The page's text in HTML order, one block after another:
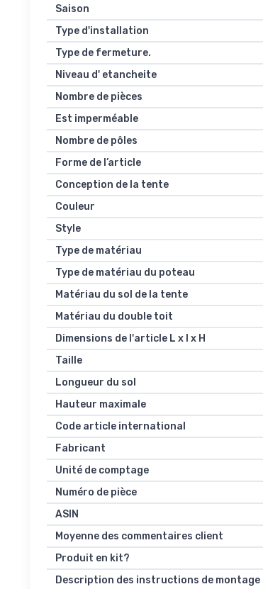
Saison
Type d'installation
Type de fermeture.
Niveau d' etancheite
Nombre de pièces
Est imperméable
Nombre de pôles
Forme de l’article
Conception de la tente
Couleur
Style
Type de matériau
Type de matériau du poteau
Matériau du sol de la tente
Matériau du double toit
Dimensions de l'article L x l x H
Taille
Longueur du sol
Hauteur maximale
Code article international
Fabricant
Unité de comptage
Numéro de pièce
ASIN
Moyenne des commentaires client
Produit en kit?
Description des instructions de montage